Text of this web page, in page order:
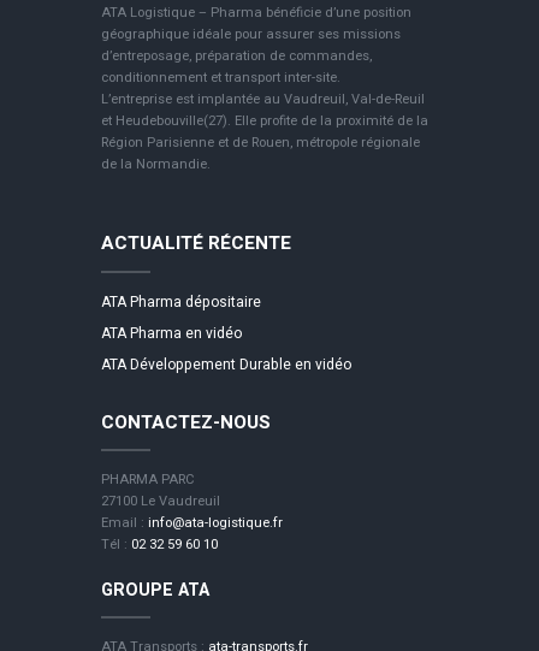
ATA Logistique – Pharma bénéficie d’une position
géographique idéale pour assurer ses missions
d’entreposage, préparation de commandes,
conditionnement et transport inter-site.
L’entreprise est implantée au Vaudreuil, Val-de-Reuil
et Heudebouville(27). Elle profite de la proximité de la
Région Parisienne et de Rouen, métropole régionale
de la Normandie.
ACTUALITÉ RÉCENTE
ATA Pharma dépositaire
ATA Pharma en vidéo
ATA Développement Durable en vidéo
CONTACTEZ-NOUS
PHARMA PARC
27100 Le Vaudreuil
Email : info@ata-logistique.fr
Tél : 02 32 59 60 10
GROUPE ATA
ATA Transports : ata-transports.fr